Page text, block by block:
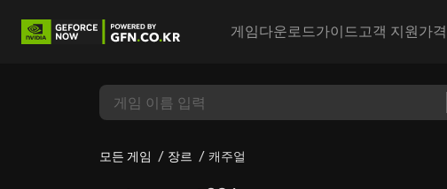
게임다운로드가이드고객 지원가격
모든 게임 장르 캐주얼